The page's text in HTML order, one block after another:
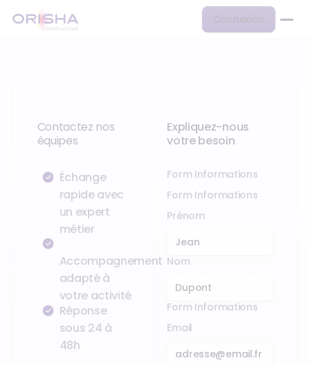
Connexion
Contactez nos
équipes
Échange
rapide avec
un expert
métier
Accompagnement
adapté à
votre activité
Réponse
sous 24 à
48h
Expliquez-nous
votre besoin
Form Informations
Form Informations
Prénom
Nom
Form Informations
Email